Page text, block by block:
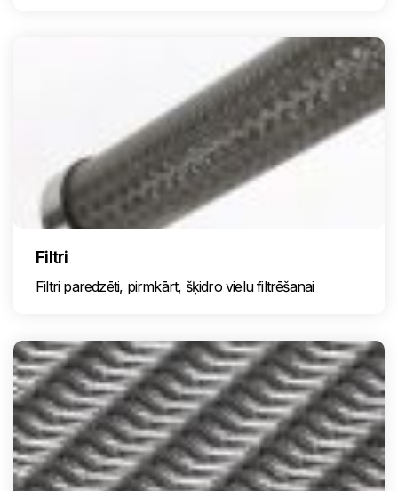
Filtri
Filtri paredzēti, pirmkārt, šķidro vielu filtrēšanai